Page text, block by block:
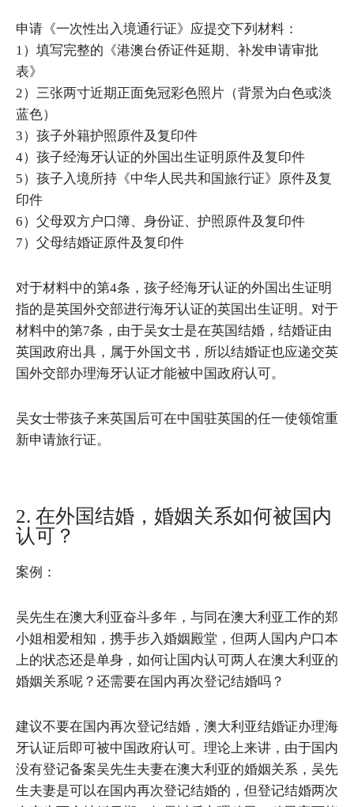
申请《一次性出入境通行证》应提交下列材料：
1）填写完整的《港澳台侨证件延期、补发申请审批
表》
2）三张两寸近期正面免冠彩色照片（背景为白色或淡
蓝色）
3）孩子外籍护照原件及复印件
4）孩子经海牙认证的外国出生证明原件及复印件
5）孩子入境所持《中华人民共和国旅行证》原件及复
印件
6）父母双方户口簿、身份证、护照原件及复印件
7）父母结婚证原件及复印件
对于材料中的第4条，孩子经海牙认证的外国出生证明
指的是英国外交部进行海牙认证的英国出生证明。对于
材料中的第7条，由于吴女士是在英国结婚，结婚证由
英国政府出具，属于外国文书，所以结婚证也应递交英
国外交部办理海牙认证才能被中国政府认可。
吴女士带孩子来英国后可在中国驻英国的任一使领馆重
新申请旅行证。
2. 在外国结婚，婚姻关系如何被国内
认可？
案例：
吴先生在澳大利亚奋斗多年，与同在澳大利亚工作的郑
小姐相爱相知，携手步入婚姻殿堂，但两人国内户口本
上的状态还是单身，如何让国内认可两人在澳大利亚的
婚姻关系呢？还需要在国内再次登记结婚吗？
建议不要在国内再次登记结婚，澳大利亚结婚证办理海
牙认证后即可被中国政府认可。理论上来讲，由于国内
没有登记备案吴先生夫妻在澳大利亚的婚姻关系，吴先
生夫妻是可以在国内再次登记结婚的，但登记结婚两次